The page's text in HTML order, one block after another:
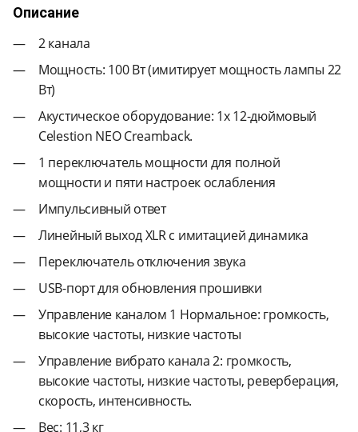
Описание
2 канала
Мощность: 100 Вт (имитирует мощность лампы 22
Вт)
Акустическое оборудование: 1x 12-дюймовый
Celestion NEO Creamback.
1 переключатель мощности для полной
мощности и пяти настроек ослабления
Импульсивный ответ
Линейный выход XLR с имитацией динамика
Переключатель отключения звука
USB-порт для обновления прошивки
Управление каналом 1 Нормальное: громкость,
высокие частоты, низкие частоты
Управление вибрато канала 2: громкость,
высокие частоты, низкие частоты, реверберация,
скорость, интенсивность.
Вес: 11,3 кг